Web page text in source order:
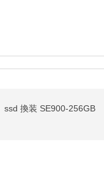
ssd 換装 SE900-256GB